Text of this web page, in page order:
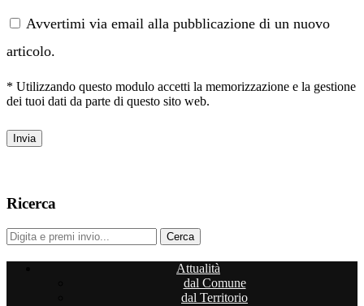
Avvertimi via email alla pubblicazione di un nuovo
articolo.
* Utilizzando questo modulo accetti la memorizzazione e la gestione
dei tuoi dati da parte di questo sito web.
Ricerca
Attualità
dal Comune
dal Territorio